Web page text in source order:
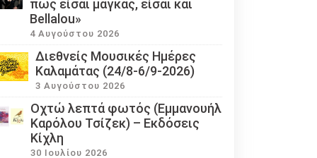
πως είσαι μάγκας, είσαι και
Bellalou»
4 Αυγούστου 2026
Διεθνείς Μουσικές Ημέρες
Καλαμάτας (24/8-6/9-2026)
3 Αυγούστου 2026
Οχτώ λεπτά φωτός (Εμμανουήλ
Καρόλου Τσίζεκ) – Εκδόσεις
Κίχλη
30 Ιουλίου 2026